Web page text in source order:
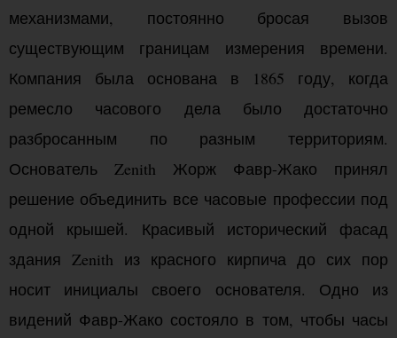
механизмами, постоянно бросая вызов
существующим границам измерения времени.
Компания была основана в 1865 году, когда
ремесло часового дела было достаточно
разбросанным по разным территориям.
Основатель Zenith Жорж Фавр-Жако принял
решение объединить все часовые профессии под
одной крышей. Красивый исторический фасад
здания Zenith из красного кирпича до сих пор
носит инициалы своего основателя. Одно из
видений Фавр-Жако состояло в том, чтобы часы